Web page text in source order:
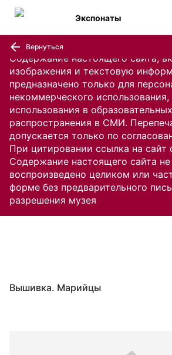
Содержание настоящего сайта,
изображения и текстовую
предназначено только для
некоммерческого
использования в
распространения в СМИ.
допускается только по
При цитировании ссылка на сайт
Содержание настоящего сайта
воспроизведено целиком или
форме без предварительного
разрешения музея
Экспонаты
Вернуться
Вышивка. Марийцы